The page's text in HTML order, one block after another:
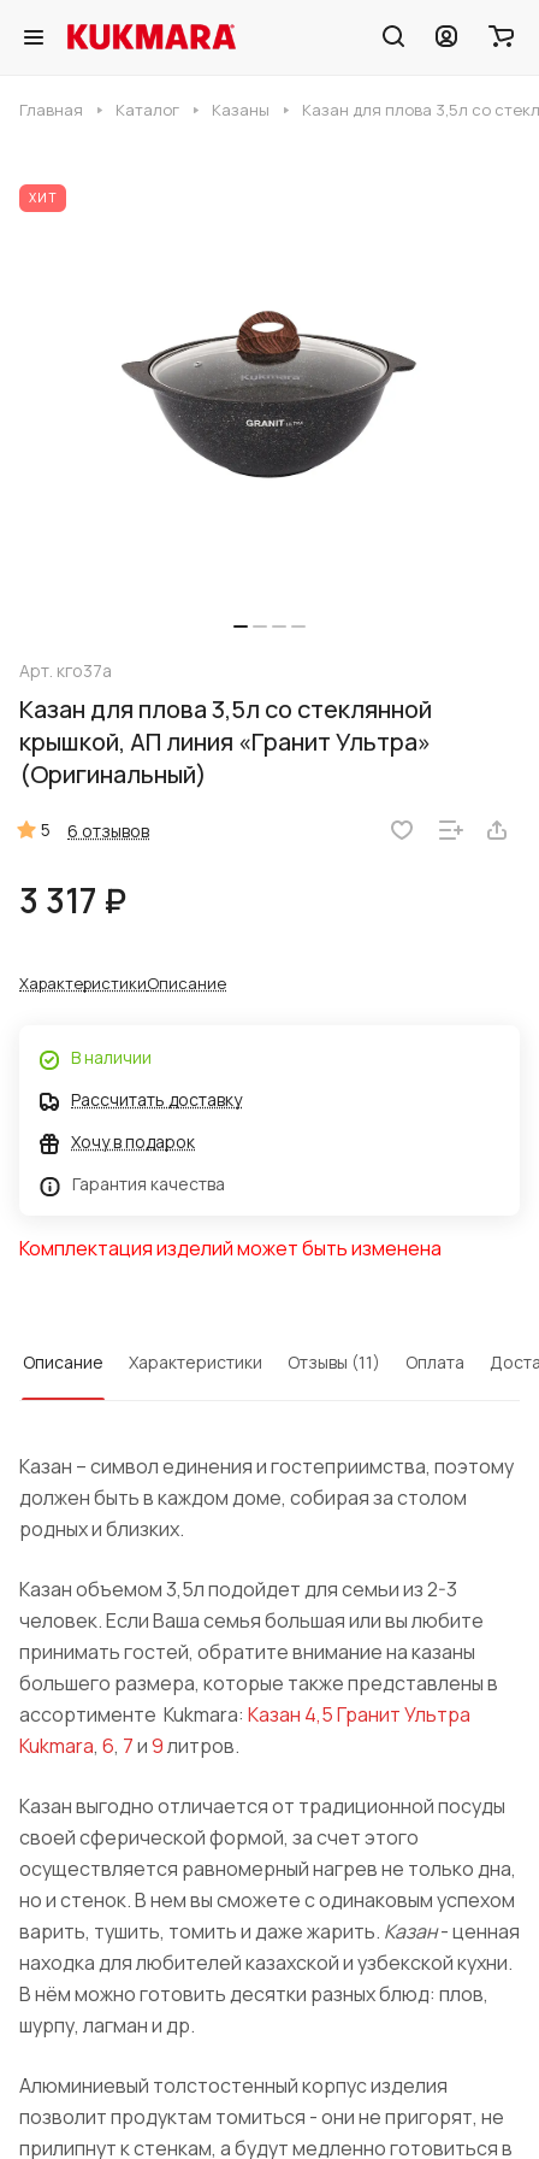
Главная Каталог Казаны Казан для плова 3,5л со
ХИТ
Арт. кго37а
Казан для плова 3,5л со стеклянной
крышкой, АП линия «Гранит Ультра»
(Оригинальный)
5 6 отзывов
3 317 ₽
ХарактеристикиОписание
В наличии
Рассчитать доставку
Хочу в подарок
Гарантия качества
Комплектация изделий может быть изменена
Описание Характеристики Отзывы (11) Оплата
Казан – символ единения и гостеприимства, поэтому
должен быть в каждом доме, собирая за столом
родных и близких.
Казан объемом 3,5л подойдет для семьи из 2-3
человек.Если Ваша семья большая или вы любите
принимать гостей, обратите внимание на казаны
большего размера, которые также представлены в
ассортименте Kukmara: Казан 4,5ГранитУльтра
Kukmara, 6, 7и9литров.
Казан выгодно отличается от традиционной посуды
своей сферической формой, за счет этого
осуществляется равномерный нагрев не только дна,
но и стенок. В нем вы сможете с одинаковым успехом
варить, тушить, томить и даже жарить. Казан- ценная
находка для любителей казахской и узбекской кухни.
В нём можно готовить десятки разных блюд: плов,
шурпу, лагман и др.
Алюминиевый толстостенный корпус изделия
позволит продуктам томиться - они не пригорят, не
прилипнут к стенкам, а будут медленно готовиться в